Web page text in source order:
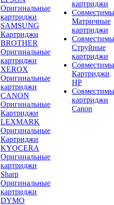
Оригинальные
картриджи
SAMSUNG
Картриджи
BROTHER
Оригинальные
картриджи
XEROX
Оригинальные
картриджи
CANON
Оригинальные
Картриджи
LEXMARK
Оригинальные
Картриджи
KYOCERA
Оригинальные
картриджи
Sharp
Оригинальные
картриджи
DYMO
картриджи
Матричные
картриджи
Струйные
картриджи
Картриджи
HP
картриджи
Canon